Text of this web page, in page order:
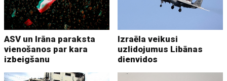
ASV un Irāna paraksta
vienošanos par kara
izbeigšanu
Izraēla veikusi
uzlidojumus Libānas
dienvidos